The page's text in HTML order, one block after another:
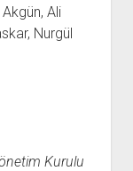
Akgün, Ali
Nurgül
Kurulu